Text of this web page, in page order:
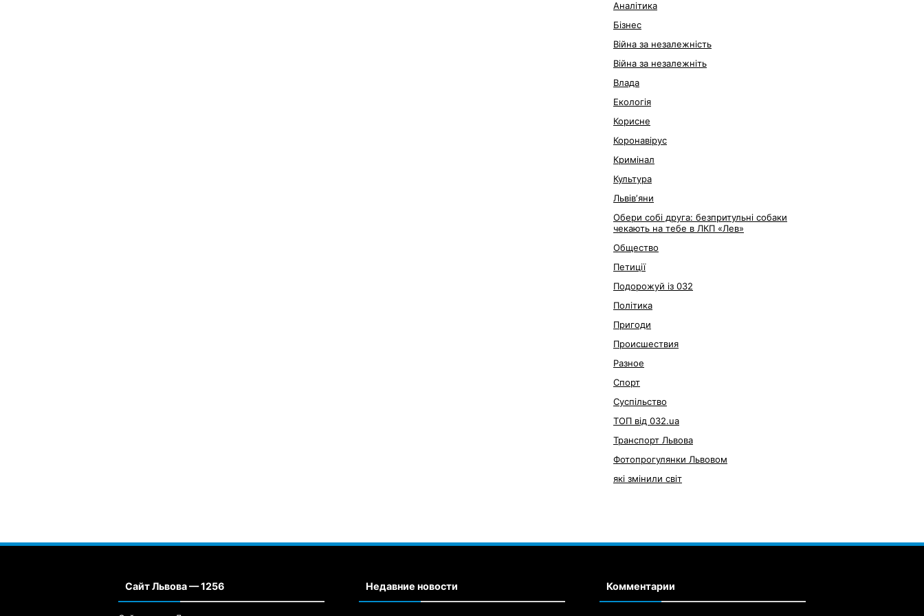
Аналітика
Бізнес
Війна за незалежність
Війна за незалежніть
Влада
Екологія
Корисне
Коронавірус
Кримінал
Культура
Львівʼяни
Обери собі друга: безпритульні собаки
чекають на тебе в ЛКП «Лев»
Общество
Петиції
Подорожуй із 032
Політика
Пригоди
Происшествия
Разное
Спорт
Суспільство
ТОП від 032.ua
Транспорт Львова
Фотопрогулянки Львовом
які змінили світ
Сайт Львова — 1256 Недавние новости Комментарии